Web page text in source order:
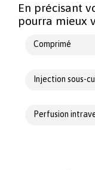
En précisant
pourra mieux
Comprimé
Injection sous-
Perfusion